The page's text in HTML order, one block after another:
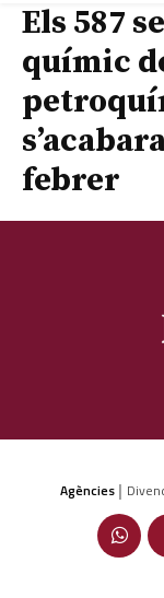
Els 587
químic
febrer
Agències |